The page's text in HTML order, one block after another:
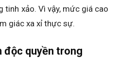
tinh xảo. Vì vậy, mức giá cao
giác xa xỉ thực sự.
độc quyền trong